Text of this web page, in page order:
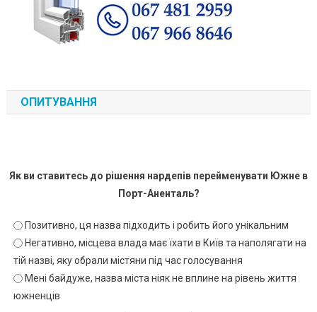
ОПИТУВАННЯ
Як ви ставитесь до рішення нардепів перейменувати Южне в
Порт-Аненталь?
Позитивно, ця назва підходить і робить його унікальним
Негативно, місцева влада має їхати в Київ та наполягати на
тій назві, яку обрали містяни під час голосування
Мені байдуже, назва міста ніяк не вплине на рівень життя
южненців